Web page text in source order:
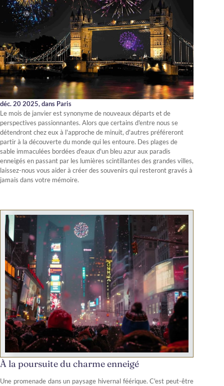
déc. 20 2025,dans Paris
Le mois de janvier est synonyme de nouveaux départs et de
perspectives passionnantes. Alors que certains d'entre nous se
détendront chez eux à l'approche de minuit, d'autres préféreront
partir à la découverte du monde qui les entoure. Des plages de
sable immaculées bordées d'eaux d'un bleu azur aux paradis
enneigés en passant par les lumières scintillantes des grandes villes,
laissez-nous vous aider à créer des souvenirs qui resteront gravés à
jamais dans votre mémoire.
À la poursuite du charme enneigé
Une promenade dans un paysage hivernal féérique. C'est peut-être